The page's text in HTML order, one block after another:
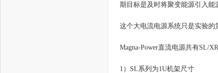
期目标是及时将聚变能源引入能
这个大电流电源系统只是实验
Magna-Power直流电源共有SL/
1）SL系列为1U机架尺寸